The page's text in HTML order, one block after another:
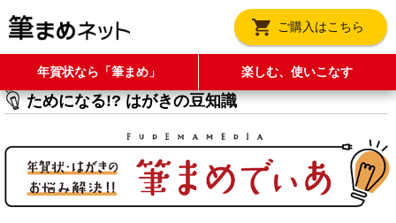
ご購入はこちら
年賀状なら「筆まめ」 楽しむ、使いこなす
ためになる!? はがきの豆知識